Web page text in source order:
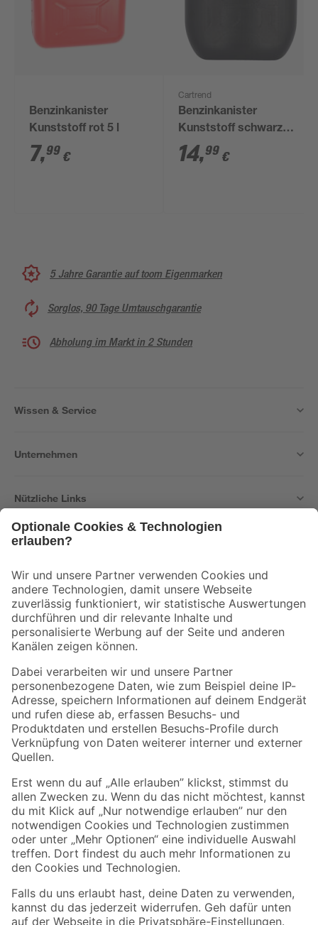
Benzinkanister
Kunststoff rot 5 l
7,99 €
Cartrend
Benzinkanister
Kunststoff schwarz
10 l
14,99 €
5 Jahre Garantie auf toom Eigenmarken
Sorglos, 90 Tage Umtauschgarantie
Abholung im Markt in 2 Stunden
Wissen & Service
Unternehmen
Nützliche Links
Der toom Newsletter: Keine Angebote und Aktionen mehr verpassen!
Zur Newsletter Anmeldung
Folge uns
Zahlungsarten Versandarten
Sicher einkaufen
Jetzt die toom-App herunterladen
Alle Preisangaben in EUR inkl. gesetzl. MwSt.. Die dargestellten Angebote sind unter
Umständen nicht in allen Märkten verfügbar. Die angegebenen Verfügbarkeiten beziehen